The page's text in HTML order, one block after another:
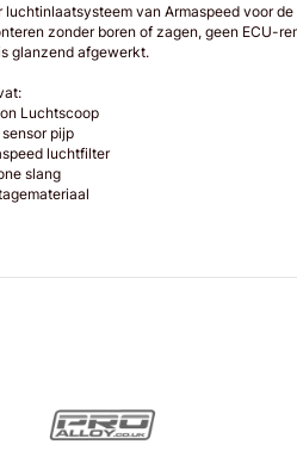
luchtinlaatsysteem van Armaspeed voor de
zonder boren of zagen, geen ECU-
glanzend afgewerkt.
Luchtscoop
sensor pijp
luchtfilter
slang